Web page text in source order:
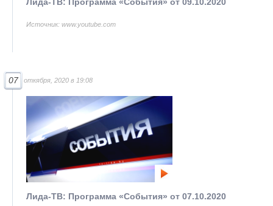
Источник: www.youtube.com
07 откября, 2020 в 19:08
Лида-ТВ: Программа «События» от 07.10.2020